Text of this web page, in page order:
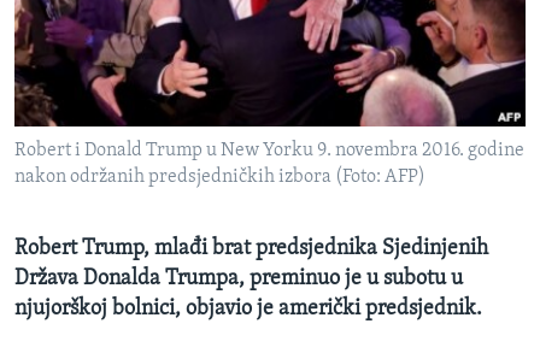
MAGAZIN
O GLASU AMERIKE
Learning English
Jezici
Robert i Donald Trump u New Yorku 9. novembra 2016. godine
nakon održanih predsjedničkih izbora (Foto: AFP)
Robert Trump, mlađi brat predsjednika Sjedinjenih
Država Donalda Trumpa, preminuo je u subotu u
njujorškoj bolnici, objavio je američki predsjednik.